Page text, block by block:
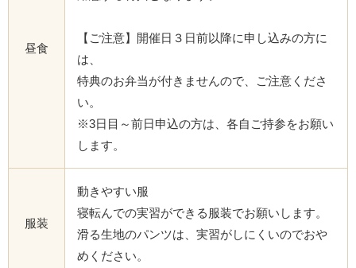
昼食
【ご注意】開催日３日前以降に申し込みの方に
は、
特典のお弁当が付きませんので、ご注意くださ
い。
※3日目～前日申込の方は、各自ご持参をお願い
します。
服装
動きやすい服
寝転んでの実習ができる服装でお願いします。
滑る生地のパンツは、実習がしにくいのでおや
めください。